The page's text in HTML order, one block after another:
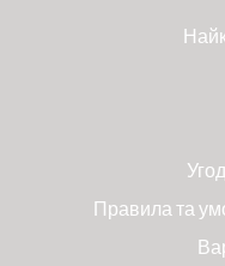
Правила та